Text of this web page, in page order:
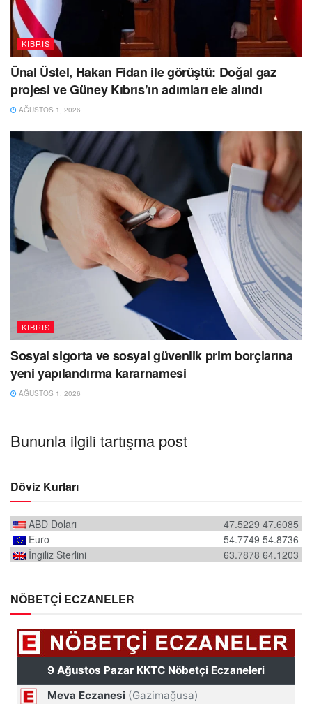
KIBRIS
Ünal Üstel, Hakan Fidan ile görüştü: Doğal gaz
projesi ve Güney Kıbrıs’ın adımları ele alındı
AĞUSTOS 1, 2026
KIBRIS
Sosyal sigorta ve sosyal güvenlik prim borçlarına
yeni yapılandırma kararnamesi
AĞUSTOS 1, 2026
Bununla ilgili tartışma post
Döviz Kurları
ABD Doları 47.6085
47.5229
Euro
54.8736
54.7749
İngiliz Sterlini
64.1203
63.7878
NÖBETÇİ ECZANELER